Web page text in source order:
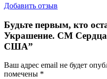
Добавить отзыв
Будьте первым, кто
Украшение. СМ Сердца
США”
Ваш адрес email не будет
помечены *